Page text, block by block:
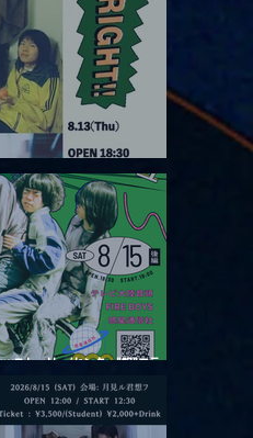
vol.26
ストーリー/センター"訳"フラ